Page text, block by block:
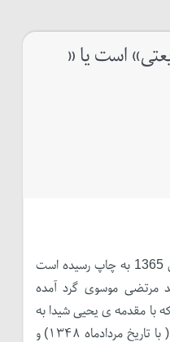
است یا «
کتابی با عنوان « سوتک » در سال 1365 به چاپ رسیده است
مرتضی موسوی گرد آمده
با مقدمه ی یحیی شیدا به
چاپ رسیده است،‌ سوتک نام دارد ( با تاریخ مردادماه ۱۳۴۸) و